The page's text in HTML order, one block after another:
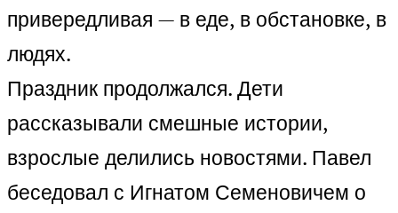
привередливая — в еде, в обстановке, в
людях.
Праздник продолжался. Дети
рассказывали смешные истории,
взрослые делились новостями. Павел
беседовал с Игнатом Семеновичем о